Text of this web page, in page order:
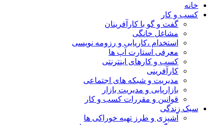
خانه
کسب و کار
گفت و گو با کارآفرینان
مشاغل خانگی
استخدام ،کاریابی و رزومه نویسی
معرفی استارت آپ ها
کسب و کارهای اینترنتی
کارآفرینی
مدیریت و شبکه های اجتماعی
بازاریابی و مدیریت بازار
قوانین و مقررات کسب و کار
سبک زندگی
آشپزی و طرز تهیه خوراکی ها